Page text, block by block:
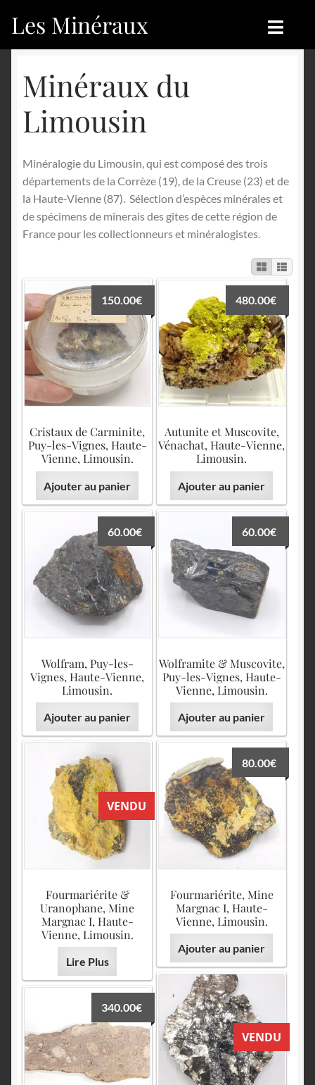
Aller
à
navigation
Aller
au
Les Minéraux
Catégories
Nouveautés
Achat
Mon compte
Français
English
Boutique
Nouveautés
Blog
Achat
Contactez-nous
Sites amis
Minéraux du
Limousin
Minéralogie du Limousin, qui est composé des trois
départements de la Corrèze (19), de la Creuse (23) et de
la Haute-Vienne (87). Sélection d’espèces minérales et
de spécimens de minerais des gîtes de cette région de
France pour les collectionneurs et minéralogistes.
Cristaux de Carminite,
Puy-les-Vignes, Haute-
Vienne, Limousin.
150.00€
Ajouter au panier
Autunite et Muscovite,
Vénachat, Haute-Vienne,
Limousin.
480.00€
Ajouter au panier
Wolfram, Puy-les-
Vignes, Haute-Vienne,
Limousin.
60.00€
Ajouter au panier
Wolframite & Muscovite,
Puy-les-Vignes, Haute-
Vienne, Limousin.
60.00€
Ajouter au panier
VENDU
Fourmariérite &
Uranophane, Mine
Margnac I, Haute-
Vienne, Limousin.
Lire Plus
Fourmariérite, Mine
Margnac I, Haute-
Vienne, Limousin.
80.00€
Ajouter au panier
VENDU
340.00€